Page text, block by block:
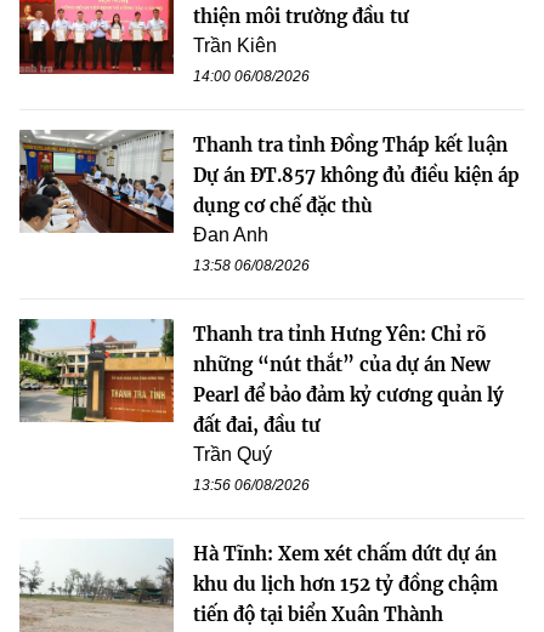
thiện môi trường đầu tư
Trần Kiên
14:00 06/08/2026
Thanh tra tỉnh Đồng Tháp kết luận
Dự án ĐT.857 không đủ điều kiện áp
dụng cơ chế đặc thù
Đan Anh
13:58 06/08/2026
Thanh tra tỉnh Hưng Yên: Chỉ rõ
những “nút thắt” của dự án New
Pearl để bảo đảm kỷ cương quản lý
đất đai, đầu tư
Trần Quý
13:56 06/08/2026
Hà Tĩnh: Xem xét chấm dứt dự án
khu du lịch hơn 152 tỷ đồng chậm
tiến độ tại biển Xuân Thành